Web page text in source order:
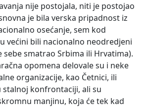
nije postojala, niti je postojao
je bila verska pripadnost iz
osećanje, sem kod
većini bili nacionalno neodredjeni
sebe smatrao Srbima ili Hrvatima).
opomena delovale su i neke
organizacije, kao Četnici, ili
stalnoj konfrontaciji, ali su
manjinu, koja će tek kad